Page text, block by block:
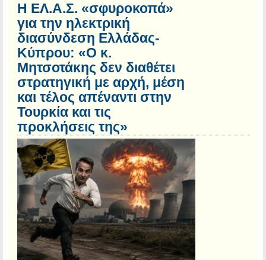
Η ΕΛ.Α.Σ. «σφυροκοπά»
για την ηλεκτρική
διασύνδεση Ελλάδας-
Κύπρου: «Ο κ.
Μητσοτάκης δεν διαθέτει
στρατηγική με αρχή, μέση
και τέλος απέναντι στην
Τουρκία και τις
προκλήσεις της»